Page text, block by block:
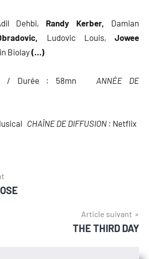
Dehbi, Randy Kerber, Damian
Ludovic Louis, Jowee
Biolay(…)
Durée : 58mn ANNÉE DE
CHAÎNE DE DIFFUSION : Netflix
Article suivant
THE THIRD DAY